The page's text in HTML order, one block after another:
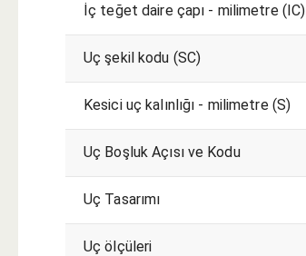
İç teğet daire çapı - milimetre (IC)
Uç şekil kodu (SC)
Kesici uç kalınlığı - milimetre (S)
Uç Boşluk Açısı ve Kodu
Uç Tasarımı
Uç ölçüleri